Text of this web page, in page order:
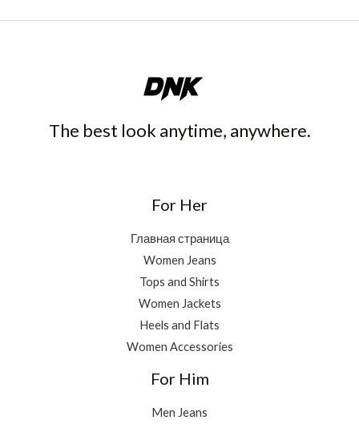
The best look anytime, anywhere.
For Her
Главная страница
Women Jeans
Tops and Shirts
Women Jackets
Heels and Flats
Women Accessories
For Him
Men Jeans